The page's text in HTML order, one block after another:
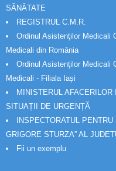
SĂNĂTATE
REGISTRUL C.M.R.
Ordinul Asistenţilor Medicali
Medicali din România
Ordinul Asistenţilor Medicali
Medicali - Filiala Iași
MINISTERUL
SITUAȚII DE URGENȚĂ
INSPECTORATUL
GRIGORE STURZA” AL
Fii un exemplu